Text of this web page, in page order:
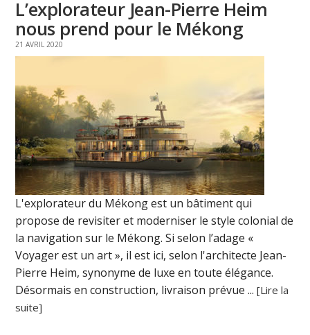
L’explorateur Jean-Pierre Heim
nous prend pour le Mékong
21 AVRIL 2020
L'explorateur du Mékong est un bâtiment qui
propose de revisiter et moderniser le style colonial de
la navigation sur le Mékong. Si selon l’adage «
Voyager est un art », il est ici, selon l'architecte Jean-
Pierre Heim, synonyme de luxe en toute élégance.
Désormais en construction, livraison prévue ...[Lire la
suite]